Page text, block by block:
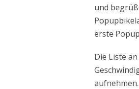
und
erste
Die Liste
aufnehmen.